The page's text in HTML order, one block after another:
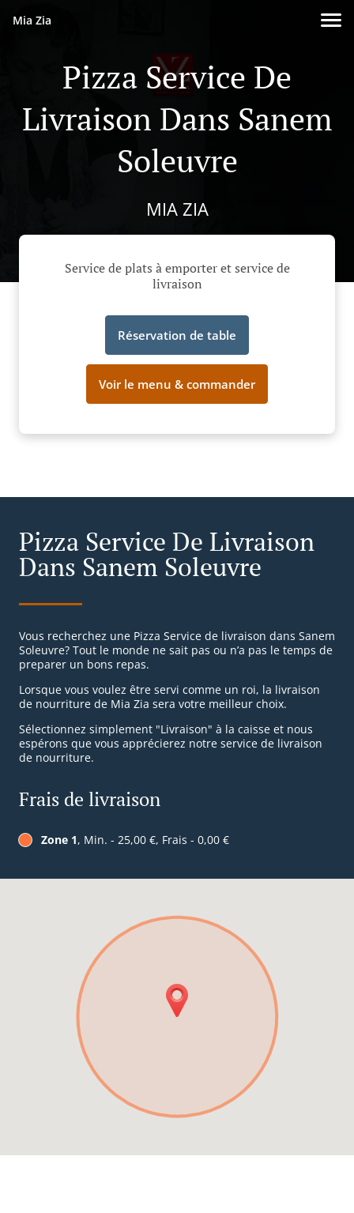
Mia Zia
Pizza Service De
Livraison Dans Sanem
Soleuvre
MIA ZIA
Service de plats à emporter et service de
livraison
Réservation de table
Voir le menu & commander
Pizza Service De Livraison
Dans Sanem Soleuvre
Vous recherchez une Pizza Service de livraison dans Sanem
Soleuvre? Tout le monde ne sait pas ou n’a pas le temps de
preparer un bons repas.
Lorsque vous voulez être servi comme un roi, la livraison
de nourriture de Mia Zia sera votre meilleur choix.
Sélectionnez simplement "Livraison" à la caisse et nous
espérons que vous apprécierez notre service de livraison
de nourriture.
Frais de livraison
Zone 1, Min. - 25,00 €, Frais - 0,00 €